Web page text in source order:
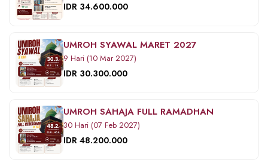
IDR 34.600.000
UMROH SYAWAL MARET 2027
9 Hari (10 Mar 2027)
IDR 30.300.000
UMROH SAHAJA FULL RAMADHAN
30 Hari (07 Feb 2027)
IDR 48.200.000